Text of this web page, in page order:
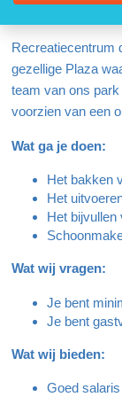
Recreatiecentrum
gezellige Plaza
team van ons
voorzien van een
Wat ga je doen:
Het bakken
Het
Het bijvullen
Wat wij vragen:
Je bent
Je bent
Wat wij bieden:
Goed